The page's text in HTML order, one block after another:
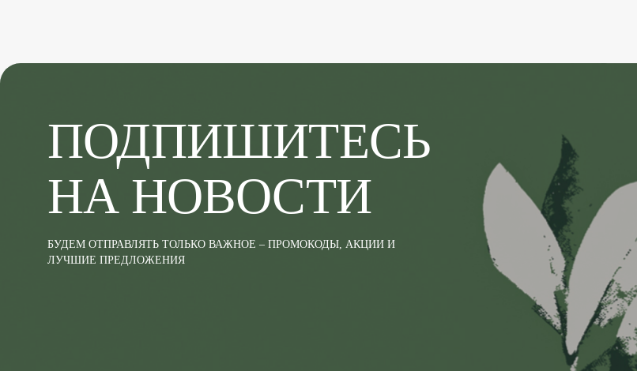
ПОДПИШИТЕСЬ
НА НОВОСТИ
БУДЕМ ОТПРАВЛЯТЬ ТОЛЬКО ВАЖНОЕ – ПРОМОКОДЫ, АКЦИИ И
ЛУЧШИЕ ПРЕДЛОЖЕНИЯ